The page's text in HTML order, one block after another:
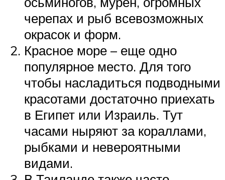
черепах и рыб всевозможных
окрасок и форм.
Красное море – еще одно
популярное место. Для того
чтобы насладиться подводными
красотами достаточно приехать
в Египет или Израиль. Тут
часами ныряют за кораллами,
рыбками и невероятными
видами.